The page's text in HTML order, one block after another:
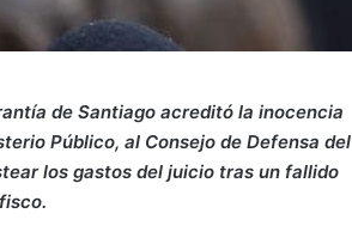
de Santiago acreditó la inocencia
Público, al Consejo de Defensa del
los gastos del juicio tras un fallido